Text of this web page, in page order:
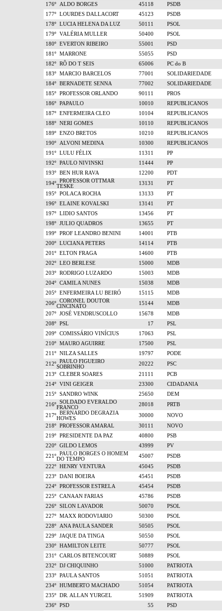
176º ALDO BORGES 45118
PSDB
177º LOURDES DALLACORT 45123
PSDB
178º LUCIA HELENA DA LUZ 50111
PSOL
179º VALÉRIA MULLER 50400
PSOL
180º EVERTON RIBEIRO 55001
PSD
181º MARRONE 55055
PSD
182º RÔ DO T SEIS 65006
PC do B
183º MARCIO BARCELOS 77001
SOLIDARIEDADE
184º BERNADETE SENNA 77002
SOLIDARIEDADE
185º PROFESSOR ORLANDO 90111
PROS
186º PAPAULO 10010
REPUBLICANOS
187º ENFERMEIRA CLEO 10104
REPUBLICANOS
188º NERI GOMES 10110
REPUBLICANOS
189º ENZO BRETOS 10210
REPUBLICANOS
190º ALVONI MEDINA 10300
REPUBLICANOS
191º LULU FÉLIX 11311
PP
192º PAULO NIVINSKI 11444
PP
193º BEN HUR RAVA 12200
PDT
194º PROFESSOR OTTMAR
TESKE
13131
PT
195º POLACA ROCHA 13133
PT
196º ELAINE KOVALSKI 13141
PT
197º LIDIO SANTOS 13456
PT
198º JULIO QUADROS 13655
PT
199º PROF LEANDRO BENINI 14001
PTB
200º LUCIANA PETERS 14114
PTB
201º ELTON FRAGA 14600
PTB
202º LEO BERLESE 15000
MDB
203º RODRIGO LUZARDO 15003
MDB
204º CAMILA NUNES 15038
MDB
205º ENFERMEIRA LU BEIRÓ 15115
MDB
206º CORONEL DOUTOR
CINCINATO
15144
MDB
207º JOSÉ VENDRUSCOLLO 15678
MDB
208º PSL 17
PSL
209º COMISSÁRIO VINÍCIUS 17063
PSL
210º MAURO AGUIRRE 17500
PSL
211º NILZA SALLES 19797
PODE
212º PAULO FIGUEIRO
SOBRINHO
20222
PSC
213º CLEBER SOARES 21111
PCB
214º VINI GEIGER 23300
CIDADANIA
215º SANDRO WINK 25650
DEM
216º SOLDADO EVERALDO
FRANCO
28018
PRTB
217º BERNARDO DEGRAZIA
HOWES
30000
NOVO
218º PROFESSOR AMARAL 30111
NOVO
219º PRESIDENTE DA PAZ 40800
PSB
220º GILDO LEMOS 43999
PV
221º PAULO BORGES O HOMEM
DO TEMPO
45007
PSDB
222º HENRY VENTURA 45045
PSDB
223º DANI BOEIRA 45451
PSDB
224º PROFESSOR ESTRELA 45454
PSDB
225º CANAAN FARIAS 45786
PSDB
226º SILON LAVADOR 50070
PSOL
227º MAXX RODOVIARIO 50300
PSOL
228º ANA PAULA SANDER 50505
PSOL
229º JAQUE DA TINGA 50550
PSOL
230º HAMILTON LEITE 50777
PSOL
231º CARLOS BITENCOURT 50889
PSOL
232º DJ CHIQUINHO 51000
PATRIOTA
233º PAULA SANTOS 51051
PATRIOTA
234º HUMBERTO MACHADO 51054
PATRIOTA
235º DR. ALLAN YURGEL 51909
PATRIOTA
236º PSD 55
PSD